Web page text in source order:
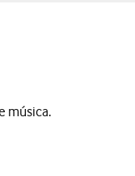
música.